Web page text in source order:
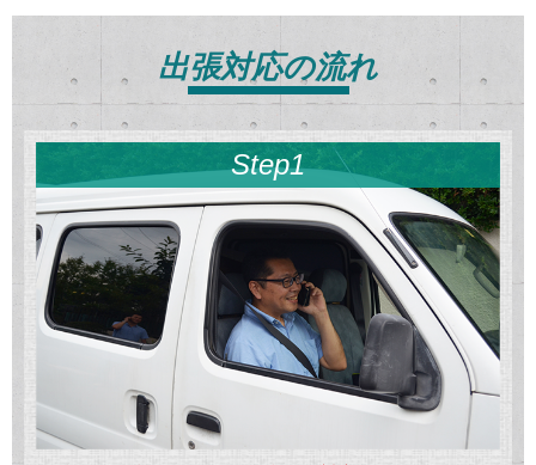
出張対応の流れ
Step1